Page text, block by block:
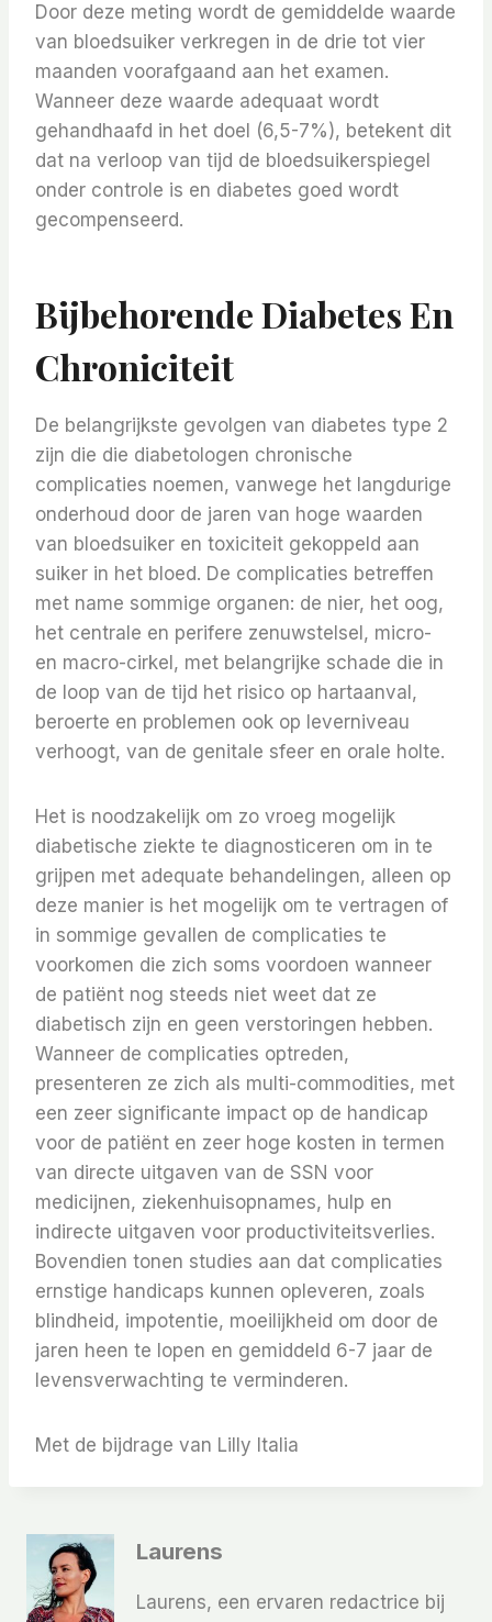
Door deze meting wordt de gemiddelde waarde
van bloedsuiker verkregen in de drie tot vier
maanden voorafgaand aan het examen.
Wanneer deze waarde adequaat wordt
gehandhaafd in het doel (6,5-7%), betekent dit
dat na verloop van tijd de bloedsuikerspiegel
onder controle is en diabetes goed wordt
gecompenseerd.
Bijbehorende Diabetes En
Chroniciteit
De belangrijkste gevolgen van diabetes type 2
zijn die die diabetologen chronische
complicaties noemen, vanwege het langdurige
onderhoud door de jaren van hoge waarden
van bloedsuiker en toxiciteit gekoppeld aan
suiker in het bloed. De complicaties betreffen
met name sommige organen: de nier, het oog,
het centrale en perifere zenuwstelsel, micro-
en macro-cirkel, met belangrijke schade die in
de loop van de tijd het risico op hartaanval,
beroerte en problemen ook op leverniveau
verhoogt, van de genitale sfeer en orale holte.
Het is noodzakelijk om zo vroeg mogelijk
diabetische ziekte te diagnosticeren om in te
grijpen met adequate behandelingen, alleen op
deze manier is het mogelijk om te vertragen of
in sommige gevallen de complicaties te
voorkomen die zich soms voordoen wanneer
de patiënt nog steeds niet weet dat ze
diabetisch zijn en geen verstoringen hebben.
Wanneer de complicaties optreden,
presenteren ze zich als multi-commodities, met
een zeer significante impact op de handicap
voor de patiënt en zeer hoge kosten in termen
van directe uitgaven van de SSN voor
medicijnen, ziekenhuisopnames, hulp en
indirecte uitgaven voor productiviteitsverlies.
Bovendien tonen studies aan dat complicaties
ernstige handicaps kunnen opleveren, zoals
blindheid, impotentie, moeilijkheid om door de
jaren heen te lopen en gemiddeld 6-7 jaar de
levensverwachting te verminderen.
Met de bijdrage van Lilly Italia
Laurens
Laurens, een ervaren redactrice bij